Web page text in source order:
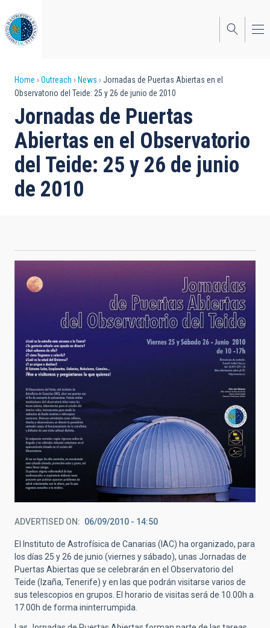
to
main
content
Breadcrumb
Home Outreach News
Jornadas de Puertas Abiertas en el
Observatorio del Teide: 25 y 26 de junio de 2010
Jornadas de Puertas
Abiertas en el Observatorio
del Teide: 25 y 26 de junio
de 2010
ADVERTISED ON 06/09/2010 - 14:50
El Instituto de Astrofísica de Canarias (IAC) ha organizado, para
los días 25 y 26 de junio (viernes y sábado), unas Jornadas de
Puertas Abiertas que se celebrarán en el Observatorio del
Teide (Izaña, Tenerife) y en las que podrán visitarse varios de
sus telescopios en grupos. El horario de visitas será de 10.00h a
17.00h de forma ininterrumpida.